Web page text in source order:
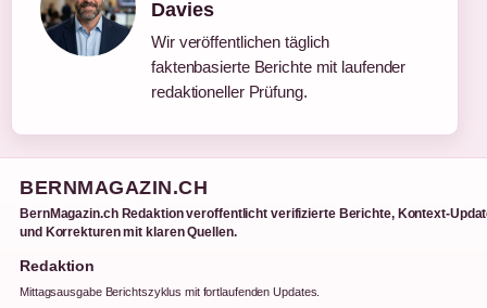
Davies
Wir veröffentlichen täglich
faktenbasierte Berichte mit laufender
redaktioneller Prüfung.
BERNMAGAZIN.CH
BernMagazin.ch Redaktion veroffentlicht verifizierte Berichte, Kontext-
und Korrekturen mit klaren Quellen.
Redaktion
Mittagsausgabe Berichtszyklus mit fortlaufenden Updates.